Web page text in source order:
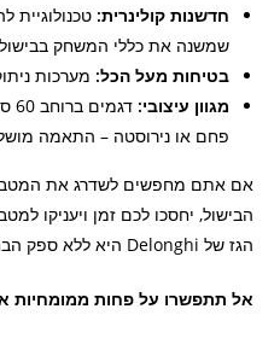
חדשנות קולינרית:
שמשנה את כללי המשחק
בטיחות מעל הכל: מערכות
מגוון עיצובי:
פחם או נירוסטה – התאמה
אם אתם מחפשים לשדרג את
הבישול, יחסכו לכם זמן ויעניקו
הגז של Delonghi היא ללא ספק הבחירה הנכונה.
אל תתפשרו על פחות ממומחיות